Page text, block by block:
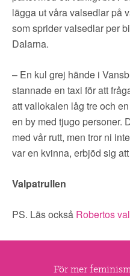
lägga ut våra valsedlar på
som sprider valsedlar per
Dalarna.
– En kul grej hände i
stannade en taxi för att
att vallokalen låg tre och
en by med tjugo personer.
med vår rutt, men tror ni
var en kvinna, erbjöd sig
Valpatrullen
PS. Läs också Robertos
För mer